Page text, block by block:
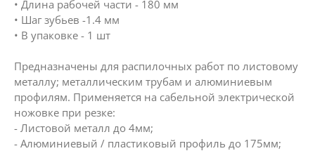
• Длина рабочей части - 180 мм
• Шаг зубьев -1.4 мм
• В упаковке - 1 шт
Предназначены для распилочных работ по листовому
металлу; металлическим трубам и алюминиевым
профилям. Применяется на сабельной электрической
ножовке при резке:
- Листовой металл до 4мм;
- Алюминиевый / пластиковый профиль до 175мм;